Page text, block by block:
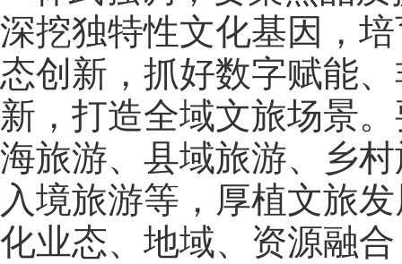
深挖独特性文化基因，
态创新，抓好数字赋能
新，打造全域文旅场景
海旅游、县域旅游、乡
入境旅游等，厚植文旅
化业态、地域、资源融